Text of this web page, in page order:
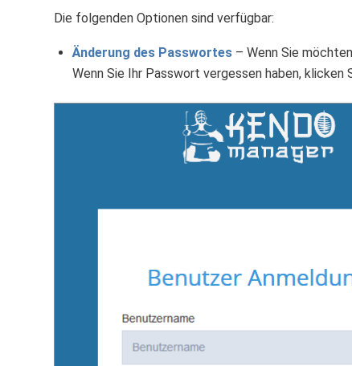
Die folgenden Optionen sind verfügbar:
Änderung des Passwortes – Wenn Sie
Wenn Sie Ihr Passwort vergessen haben, klicken